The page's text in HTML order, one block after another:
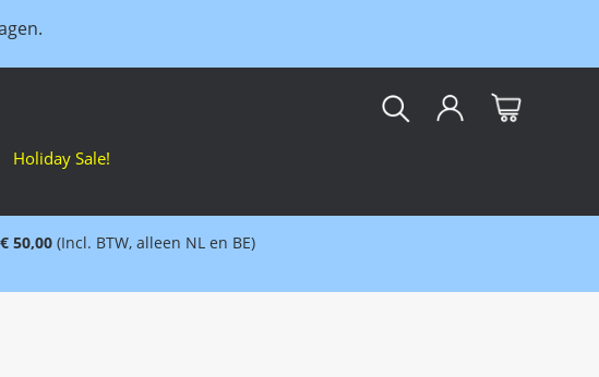
Holiday Sale!
50,00 (Incl. BTW, alleen NL en BE)